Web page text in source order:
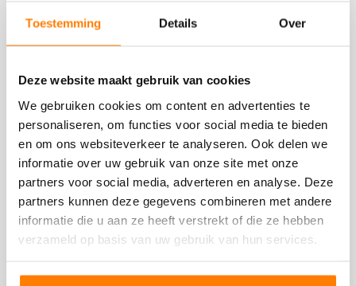
Toestemming Details Over
Deze website maakt gebruik van cookies
We gebruiken cookies om content en advertenties te
personaliseren, om functies voor social media te bieden
en om ons websiteverkeer te analyseren. Ook delen we
informatie over uw gebruik van onze site met onze
partners voor social media, adverteren en analyse. Deze
partners kunnen deze gegevens combineren met andere
informatie die u aan ze heeft verstrekt of die ze hebben
verzameld op basis van uw gebruik van hun services.